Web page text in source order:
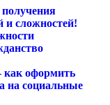
сложностей!
как оформить
на социальные